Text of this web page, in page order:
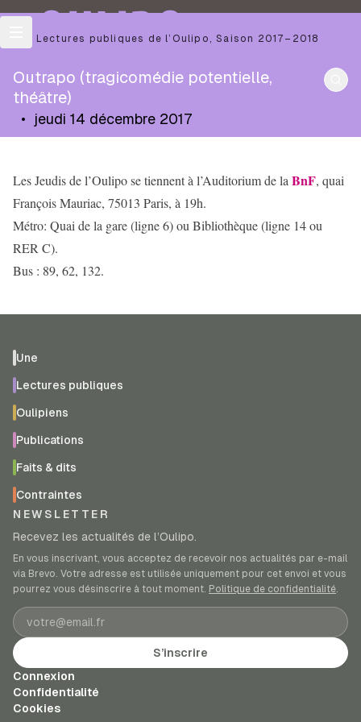
OULIPO
Les Lectures publiques de l’Oulipo ,Saison 2017–2018
Outrapo (tragicomédie potentielle,
théâtre)
• jeudi 14 décembre 2017
Les Jeudis de l’Oulipo se tiennent à l’Auditorium de la BnF, quai
François Mauriac, 75013 Paris, à 19h.
Métro: Quai de la gare (ligne 6) ou Bibliothèque (ligne 14 ou
RER C).
Bus : 89, 62, 132.
Une
Lectures publiques
Oulipiens
Publications
Faits & dits
Contraintes
NEWSLETTER
Recevez les actualités de l’Oulipo.
En vous inscrivant, vous acceptez de recevoir nos actualités par e-mail
via Brevo. Votre adresse est utilisée uniquement pour cet envoi et vous
pourrez vous désinscrire à tout moment. Politique de confidentialité.
Adresse e-mail
S’inscrire
Connexion
Confidentialité
Cookies